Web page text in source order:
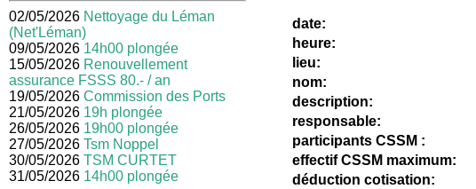
02/05/2026 Nettoyage du Léman
(Net'Léman)
09/05/2026 14h00 plongée
15/05/2026 Renouvellement
assurance FSSS 80.- / an
19/05/2026 Commission des Ports
21/05/2026 19h plongée
26/05/2026 19h00 plongée
27/05/2026 Tsm Noppel
30/05/2026 TSM CURTET
31/05/2026 14h00 plongée
date:
heure:
lieu:
nom:
description:
responsable:
participants CSSM :
effectif CSSM maximum:
déduction cotisation: